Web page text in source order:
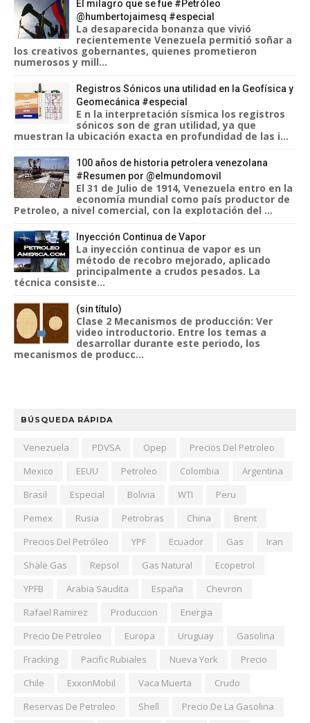
El milagro que se fue #Petróleo
@humbertojaimesq #especial
La desaparecida bonanza que vivió
recientemente Venezuela permitió soñar a
los creativos gobernantes, quienes prometieron
numerosos y mill...
Registros Sónicos una utilidad en la Geofísica y
Geomecánica #especial
E n la interpretación sísmica los registros
sónicos son de gran utilidad, ya que
muestran la ubicación exacta en profundidad de las i...
100 años de historia petrolera venezolana
#Resumen por @elmundomovil
El 31 de Julio de 1914, Venezuela entro en la
economía mundial como país productor de
Petroleo, a nivel comercial, con la explotación del ...
Inyección Continua de Vapor
La inyección continua de vapor es un
método de recobro mejorado, aplicado
principalmente a crudos pesados. La
técnica consiste...
(sin título)
Clase 2 Mecanismos de producción: Ver
video introductorio. Entre los temas a
desarrollar durante este periodo, los
mecanismos de producc...
BÚSQUEDA RÁPIDA
Venezuela PDVSA Opep
Precios Del Petroleo
Mexico
EEUU Petroleo Colombia
Argentina
Brasil
Especial Bolivia WTI
Peru
Pemex
Rusia Petrobras China
Brent
Precios Del Petróleo
YPF Ecuador Gas
Iran
Shale Gas
Repsol Gas Natural
Ecopetrol
YPFB
Arabia Saudita España
Chevron
Rafael Ramirez
Produccion
Energia
Precio De Petroleo
Europa Uruguay
Gasolina
Fracking
Pacific Rubiales Nueva York
Precio
Chile
ExxonMobil Vaca Muerta
Crudo
Reservas De Petroleo
Shell
Precio De La Gasolina